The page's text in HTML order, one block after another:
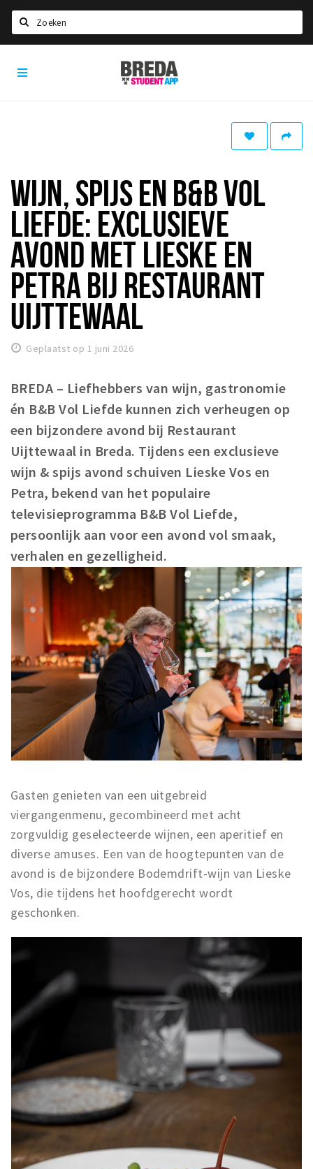
HOME
Studentenverenigingen
Studentenraad
Studentenroutes
New in town? Check FAQ!
WONEN
Woonruimte
Inschrijven gemeente
Huisarts en eerste hulp
Q&A
KORTING
Breda Student Shop
Draai aan het rad!
VRIJE TIJD
Nieuws
Agenda
Bezienswaardigheden
Musea, theaters & podia
Uitjes & activiteiten
Studentenroutes
Natuurgebieden
Party pics
Eten
Slapen
Recreatief
Winkels
Winkelgebieden
Deals
Parkeren
Inloggen
Breda
Student
WIJN, SPIJS EN B&B VOL
LIEFDE: EXCLUSIEVE
AVOND MET LIESKE EN
PETRA BIJ RESTAURANT
UIJTTEWAAL
Geplaatst op 1 juni 2026
BREDA – Liefhebbers van wijn, gastronomie
én B&B Vol Liefde kunnen zich verheugen op
een bijzondere avond bij Restaurant
Uijttewaal in Breda. Tijdens een exclusieve
wijn & spijs avond schuiven Lieske Vos en
Petra, bekend van het populaire
televisieprogramma B&B Vol Liefde,
persoonlijk aan voor een avond vol smaak,
verhalen en gezelligheid.
Gasten genieten van een uitgebreid
viergangenmenu, gecombineerd met acht
zorgvuldig geselecteerde wijnen, een aperitief en
diverse amuses. Een van de hoogtepunten van de
avond is de bijzondere Bodemdrift-wijn van Lieske
Vos, die tijdens het hoofdgerecht wordt
geschonken.